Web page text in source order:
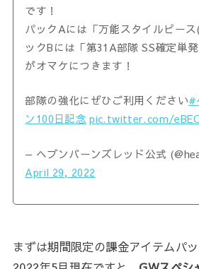
です！
パックAには「万能スタイルピー
ックBには「第31A部隊 SS確定単
がオマケにつきます！
部隊の強化にぜひご利用ください#
ン100日記念 pic.twitter.com/
— ヘブンバーンズレッド公式
April 29, 2022
まずは期間限定の課金アイテムパッ